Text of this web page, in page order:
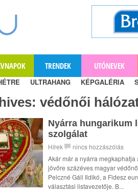
TRENDEK UTÓNEVEK
ULTRAHANG KÉPGALÉRIA
védőnői
Nyárra hungarikum
szolgálat
Hírek
nincs hozzászólás
Akár már a nyárra megkaphatja
jövőre százéves magyar
Pelczné Gáll Ildikó, a Fidesz
választási listavezetője. B...